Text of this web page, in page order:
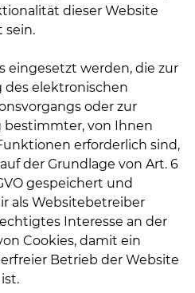
dieser Website
sein.
eingesetzt werden, die zur
elektronischen
oder zur
bestimmter, von Ihnen
erforderlich sind,
der Grundlage von Art. 6
gespeichert und
als Websitebetreiber
Interesse an der
Cookies, damit ein
Betrieb der Website